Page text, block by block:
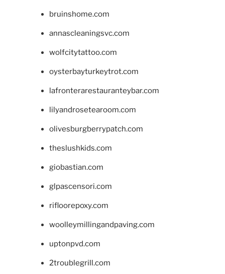
bruinshome.com
annascleaningsvc.com
wolfcitytattoo.com
oysterbayturkeytrot.com
lafronterarestauranteybar.com
lilyandrosetearoom.com
olivesburgberrypatch.com
theslushkids.com
giobastian.com
glpascensori.com
rifloorepoxy.com
woolleymillingandpaving.com
uptonpvd.com
2troublegrill.com